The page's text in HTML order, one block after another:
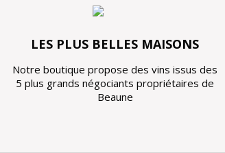
LES PLUS BELLES MAISONS
Notre boutique propose des vins issus des
5 plus grands négociants propriétaires de
Beaune